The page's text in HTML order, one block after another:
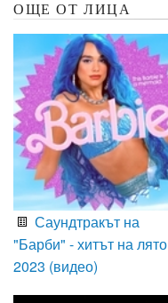
ОЩЕ ОТ ЛИЦА
Саундтракът на
"Барби" - хитът на лято
2023 (видео)